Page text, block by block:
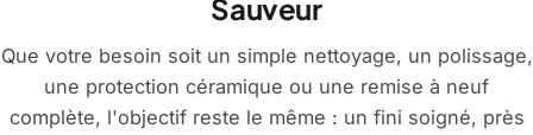
Sauveur
Que votre besoin soit un simple nettoyage, un polissage,
une protection céramique ou une remise à neuf
complète, l'objectif reste le même : un fini soigné, près